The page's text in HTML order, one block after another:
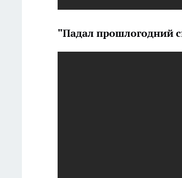
"Падал прошлогодний